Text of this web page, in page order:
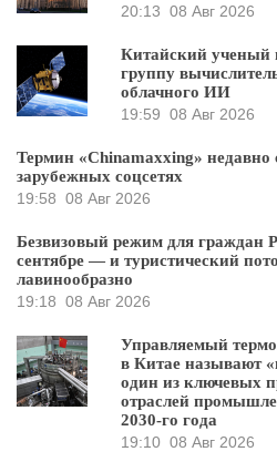
20:13 08 Авг 2026
Китайский ученый
группу
облачного ИИ
19:59 08 Авг 2026
Термин «Chinamaxxing» недавно
зарубежных соцсетях
19:58 08 Авг 2026
Безвизовый режим для граждан
сентябре — и туристический
лавинообразно
19:18 08 Авг 2026
Управляемый
в Китае называют
один из ключевых
отраслей
2030-го года
19:10 08 Авг 2026